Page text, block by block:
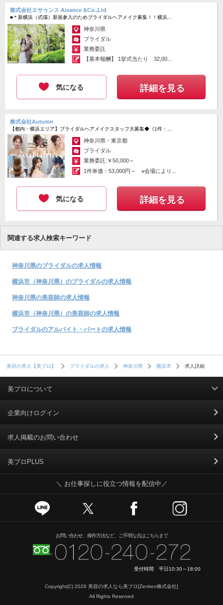
株式会社エサゥンス Aisance &Co.,Ltd
■＊新横浜（式場）新規参入のためブライダルヘアメイク募集！！横浜...
神奈川県
ブライダル
業務委託
【基本報酬】 1挙式当たり 32,00...
気になる 詳細を見る
株式会社Autumn
【都内・横浜エリア】ブライダルヘアメイクスタッフ大募集◆《1件：...
神奈川県・東京都
ブライダル
業務委託:￥50,000～
1件単価：53,000円～ ※会場により...
気になる 詳細を見る
関連する求人検索キーワード
神奈川県のブライダルの求人情報
横浜市（神奈川県）のブライダルの求人情報
神奈川県の美容師の求人情報
横浜市（神奈川県）の美容師の求人情報
ブライダルのアルバイト・パートの求人情報
美容の求人【美プロ】 ブライダルの求人 神奈川県 横浜市 求人詳細
美プロについて
利用規約
掲載規約
個人情報保護ポリシー
個人情報のお取り扱いについて
Cookieポリシー
ニュースリリース
企業向けログイン
求人掲載のお問い合わせ
美プロPLUS
＼ お仕事探しに役立つ情報を配信中／
お問い合わせ、操作方法など、ご不明な点はこちらまで
受付時間 平日10:30～18:00
Copyright(C) 2026 美容の求人なら美プロ [Zenken株式会社]
All Rights Reserved